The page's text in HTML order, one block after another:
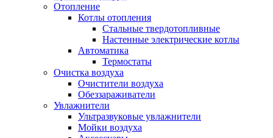
Отопление
Котлы отопления
Стальные твердотопливные
Настенные электрические котлы
Автоматика
Термостаты
Очистка воздуха
Очистители воздуха
Обеззараживатели
Увлажнители
Ультразвуковые увлажнители
Мойки воздуха